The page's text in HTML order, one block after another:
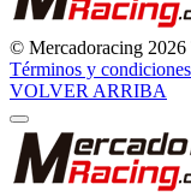
© Mercadoracing 2026
Términos y
VOLVER ARRIBA